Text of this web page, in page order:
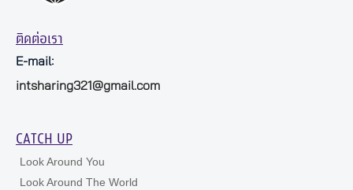
ติดต่อเรา
E-mail:
intsharing321@gmail.com
CATCH UP
Look Around You
Look Around The World